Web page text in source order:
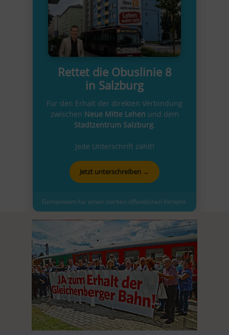
Rettet die Obuslinie 8
in Salzburg
Für den Erhalt der direkten Verbindung
zwischen Neue Mitte Lehen und dem
Stadtzentrum Salzburg.
Jede Unterschrift zählt!
Jetzt unterschreiben →
Gemeinsam für einen starken öffentlichen Verkehr.